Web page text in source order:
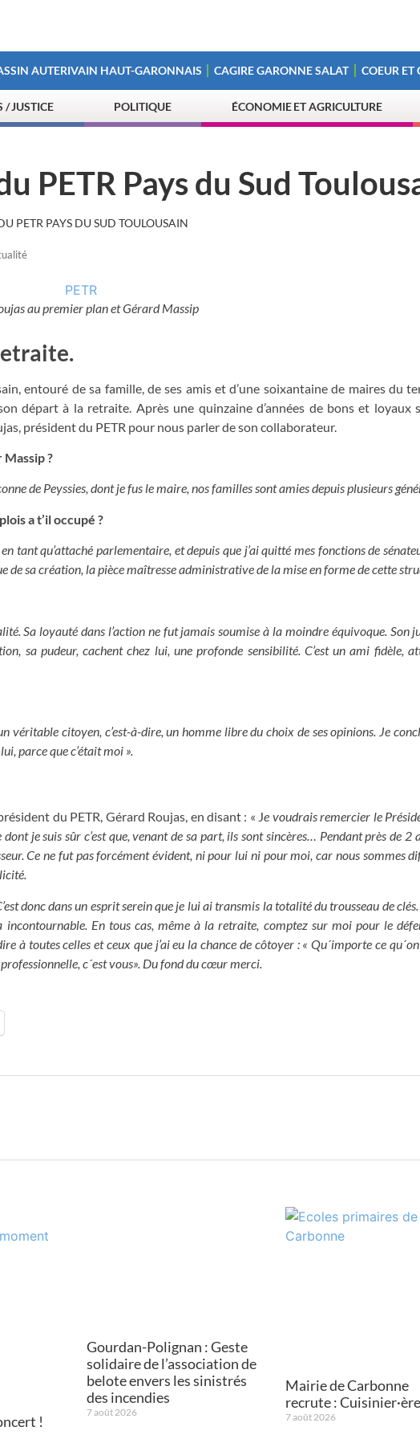
AUTERIVAIN HAUT-GARONNAIS CAGIRE GARONNE SALAT COEUR ET
/ JUSTICE POLITIQUE ÉCONOMIE ET AGRICULTURE
PETR Pays du Sud
PETR PAYS DU SUD TOULOUSAIN
au premier plan et Gérard Massip
entouré de sa famille, de ses amis et d’une soixantaine de maires du
départ à la retraite. Après une quinzaine d’années de bons et loyaux
président du PETR pour nous parler de son collaborateur.
?
de Peyssies, dont je fus le maire, nos familles sont amies depuis plusieurs
a t’il occupé ?
tant qu’attaché parlementaire, et depuis que j’ai quitté mes fonctions de
de sa création, la pièce maîtresse administrative de la mise en forme de cette
Sa loyauté dans l’action ne fut jamais soumise à la moindre équivoque. Son
sa pudeur, cachent chez lui, une profonde sensibilité. C’est un ami fidèle,
véritable citoyen, c’est-à-dire, un homme libre du choix de ses opinions. Je
parce que c’était moi ».
du PETR, Gérard Roujas, en disant : « Je voudrais remercier le
je suis sûr c’est que, venant de sa part, ils sont sincères… Pendant près de 2
Ce ne fut pas forcément évident, ni pour lui ni pour moi, car nous sommes
donc dans un esprit serein que je lui ai transmis la totalité du trousseau de
En tous cas, même à la retraite, comptez sur moi pour le
à toutes celles et ceux que j’ai eu la chance de côtoyer : « Qu´importe ce
c´est vous». Du fond du cœur merci.
!
Gourdan-Polignan : Geste
solidaire de l’association de
belote envers les sinistrés
des incendies
7 août 2026
Mairie de Carbonne
recrute : Cuisinier·ère
7 août 2026